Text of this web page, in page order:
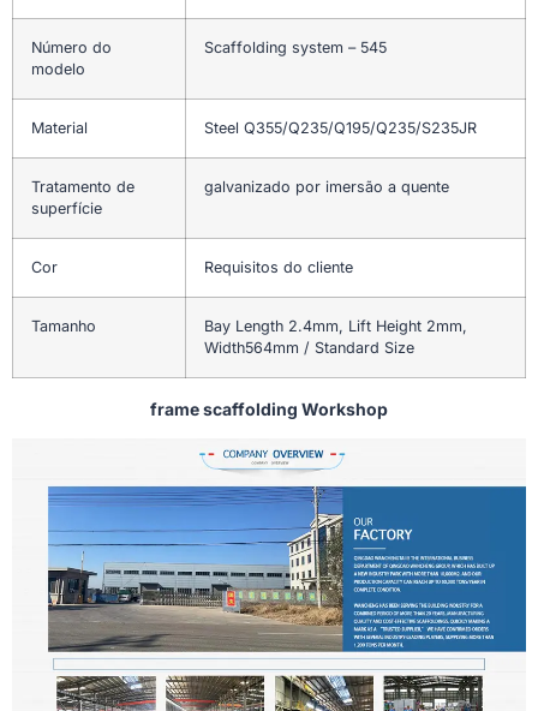
Número do
modelo
Scaffolding system – 545
Material Steel Q355/Q235/Q195/Q235/S235JR
Tratamento de
superfície
galvanizado por imersão a quente
Cor Requisitos do cliente
Tamanho
Bay Length 2.4mm, Lift Height 2mm,
Width564mm / Standard Size
frame scaffolding Workshop